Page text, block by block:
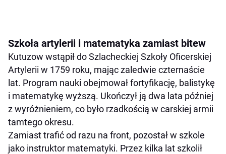
Szkoła artylerii i matematyka zamiast bitew
Kutuzow wstąpił do Szlacheckiej Szkoły Oficerskiej
Artylerii w 1759 roku, mając zaledwie czternaście
lat. Program nauki obejmował fortyfikację, balistykę
i matematykę wyższą. Ukończył ją dwa lata później
z wyróżnieniem, co było rzadkością w carskiej armii
tamtego okresu.
Zamiast trafić od razu na front, pozostał w szkole
jako instruktor matematyki. Przez kilka lat szkolił